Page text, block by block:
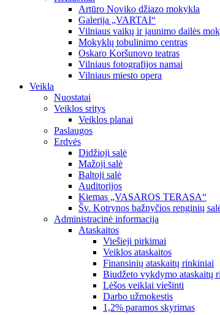
Artūro Noviko džiazo mokykla
Galerija „VARTAI“
Vilniaus vaikų ir jaunimo dailės
Mokyklų tobulinimo centras
Oskaro Koršunovo teatras
Vilniaus fotografijos namai
Vilniaus miesto opera
Veikla
Nuostatai
Veiklos sritys
Veiklos planai
Paslaugos
Erdvės
Didžioji salė
Mažoji salė
Baltoji salė
Auditorijos
Kiemas „VASAROS TERASA“
Šv. Kotrynos bažnyčios renginių
Administracinė informacija
Ataskaitos
Viešieji pirkimai
Veiklos ataskaitos
Finansinių ataskaitų rinkiniai
Biudžeto vykdymo ataskaitų
Lėšos veiklai viešinti
Darbo užmokestis
1,2% paramos skyrimas